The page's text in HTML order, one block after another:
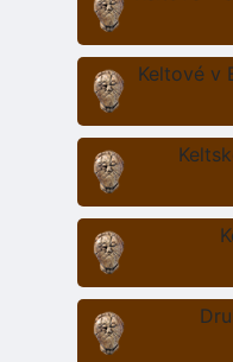
Keltové v